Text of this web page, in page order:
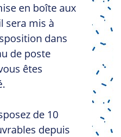
en boîte aux
sera mis à
dans
de poste
êtes
de 10
depuis